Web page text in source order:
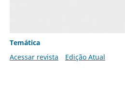
Temática
Acessar revista
Edição Atual